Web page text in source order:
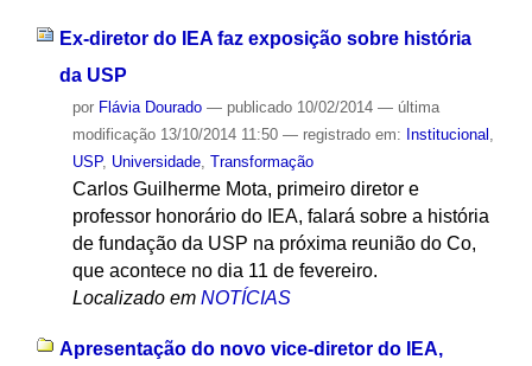
Ex-diretor do IEA faz exposição sobre história
da USP
por Flávia Dourado — publicado10/02/2014 — última
modificação13/10/2014 11:50 — registrado em: Institucional ,
USP, Universidade, Transformação
Carlos Guilherme Mota, primeiro diretor e
professor honorário do IEA, falará sobre a história
de fundação da USP na próxima reunião do Co,
que acontece no dia 11 de fevereiro.
Localizado em NOTÍCIAS
Apresentação do novo vice-diretor do IEA,